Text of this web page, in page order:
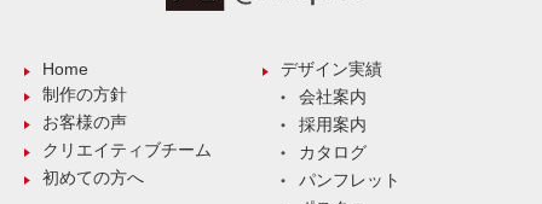
Home
制作の方針
お客様の声
クリエイティブチーム
初めての方へ
デザイン実績
会社案内
採用案内
カタログ
パンフレット